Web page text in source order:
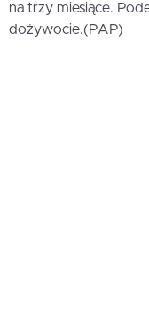
na trzy miesiące.
dożywocie.(PAP)